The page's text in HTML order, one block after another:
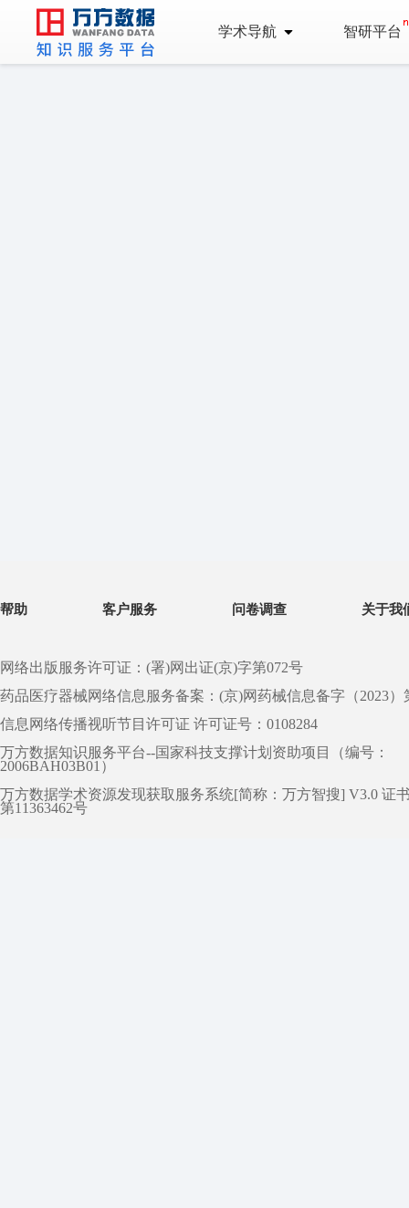
学术导航 智研平台
帮助 客户服务 问卷调查 关于我
网络出版服务许可证：(署)网出证(京)字第072号
药品医疗器械网络信息服务备案：(京)网药械信息备字（2023）
信息网络传播视听节目许可证 许可证号：0108284
万方数据知识服务平台--国家科技支撑计划资助项目（编号：
2006BAH03B01）
万方数据学术资源发现获取服务系统[简称：万方智搜] V3.0 证
第11363462号